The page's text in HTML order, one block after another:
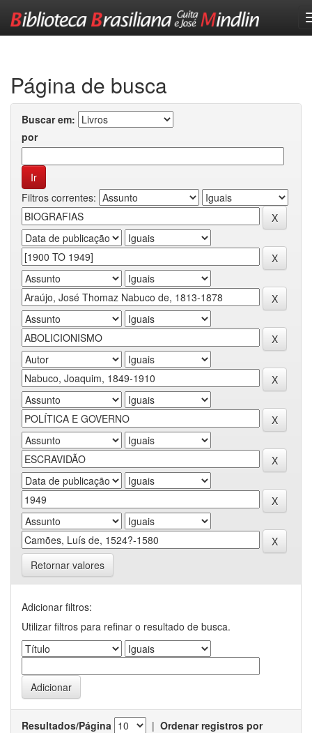
Página de busca
Buscar em:
por
Filtros correntes:
Retornar valores
Adicionar filtros:
Utilizar filtros para refinar o resultado de busca.
Resultados/Página | Ordenar registros por